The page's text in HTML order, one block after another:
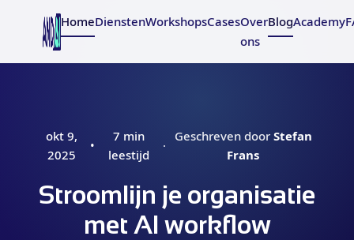
HomeDienstenWorkshopsCasesOver
ons
BlogAcademy
okt 9,
2025
•
7 min
leestijd
·
Geschreven door Stefan
Frans
Stroomlijn je organisatie
met AI workflow